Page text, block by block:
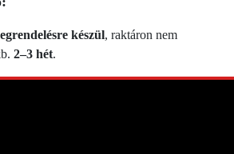
készül, raktáron nem
2–3 hét.